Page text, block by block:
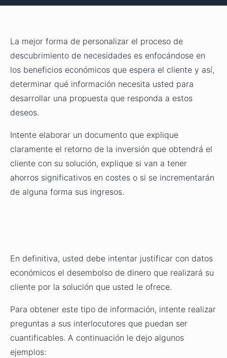
La mejor forma de personalizar el proceso de
descubrimiento de necesidades es enfocándose en
los beneficios económicos que espera el cliente y así,
determinar qué información necesita usted para
desarrollar una propuesta que responda a estos
deseos.
Intente elaborar un documento que explique
claramente el retorno de la inversión que obtendrá el
cliente con su solución, explique si van a tener
ahorros significativos en costes o si se incrementarán
de alguna forma sus ingresos.
En definitiva, usted debe intentar justificar con datos
económicos el desembolso de dinero que realizará su
cliente por la solución que usted le ofrece.
Para obtener este tipo de información, intente realizar
preguntas a sus interlocutores que puedan ser
cuantificables. A continuación le dejo algunos
ejemplos: